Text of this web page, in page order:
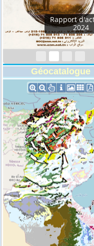
Géocatalogue